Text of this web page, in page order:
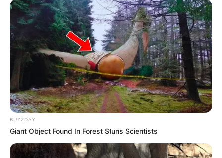
BUZZDAY
Giant Object Found In Forest Stuns Scientists